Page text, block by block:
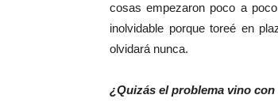
cosas empezaron poco a
inolvidable porque toreé en
olvidará nunca.
¿Quizás el problema vino